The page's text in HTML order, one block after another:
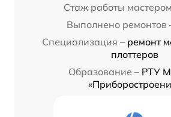
Стаж работы
Выполнено ремонтов
Специализация – ремонт
плоттеров
Образование – РТУ